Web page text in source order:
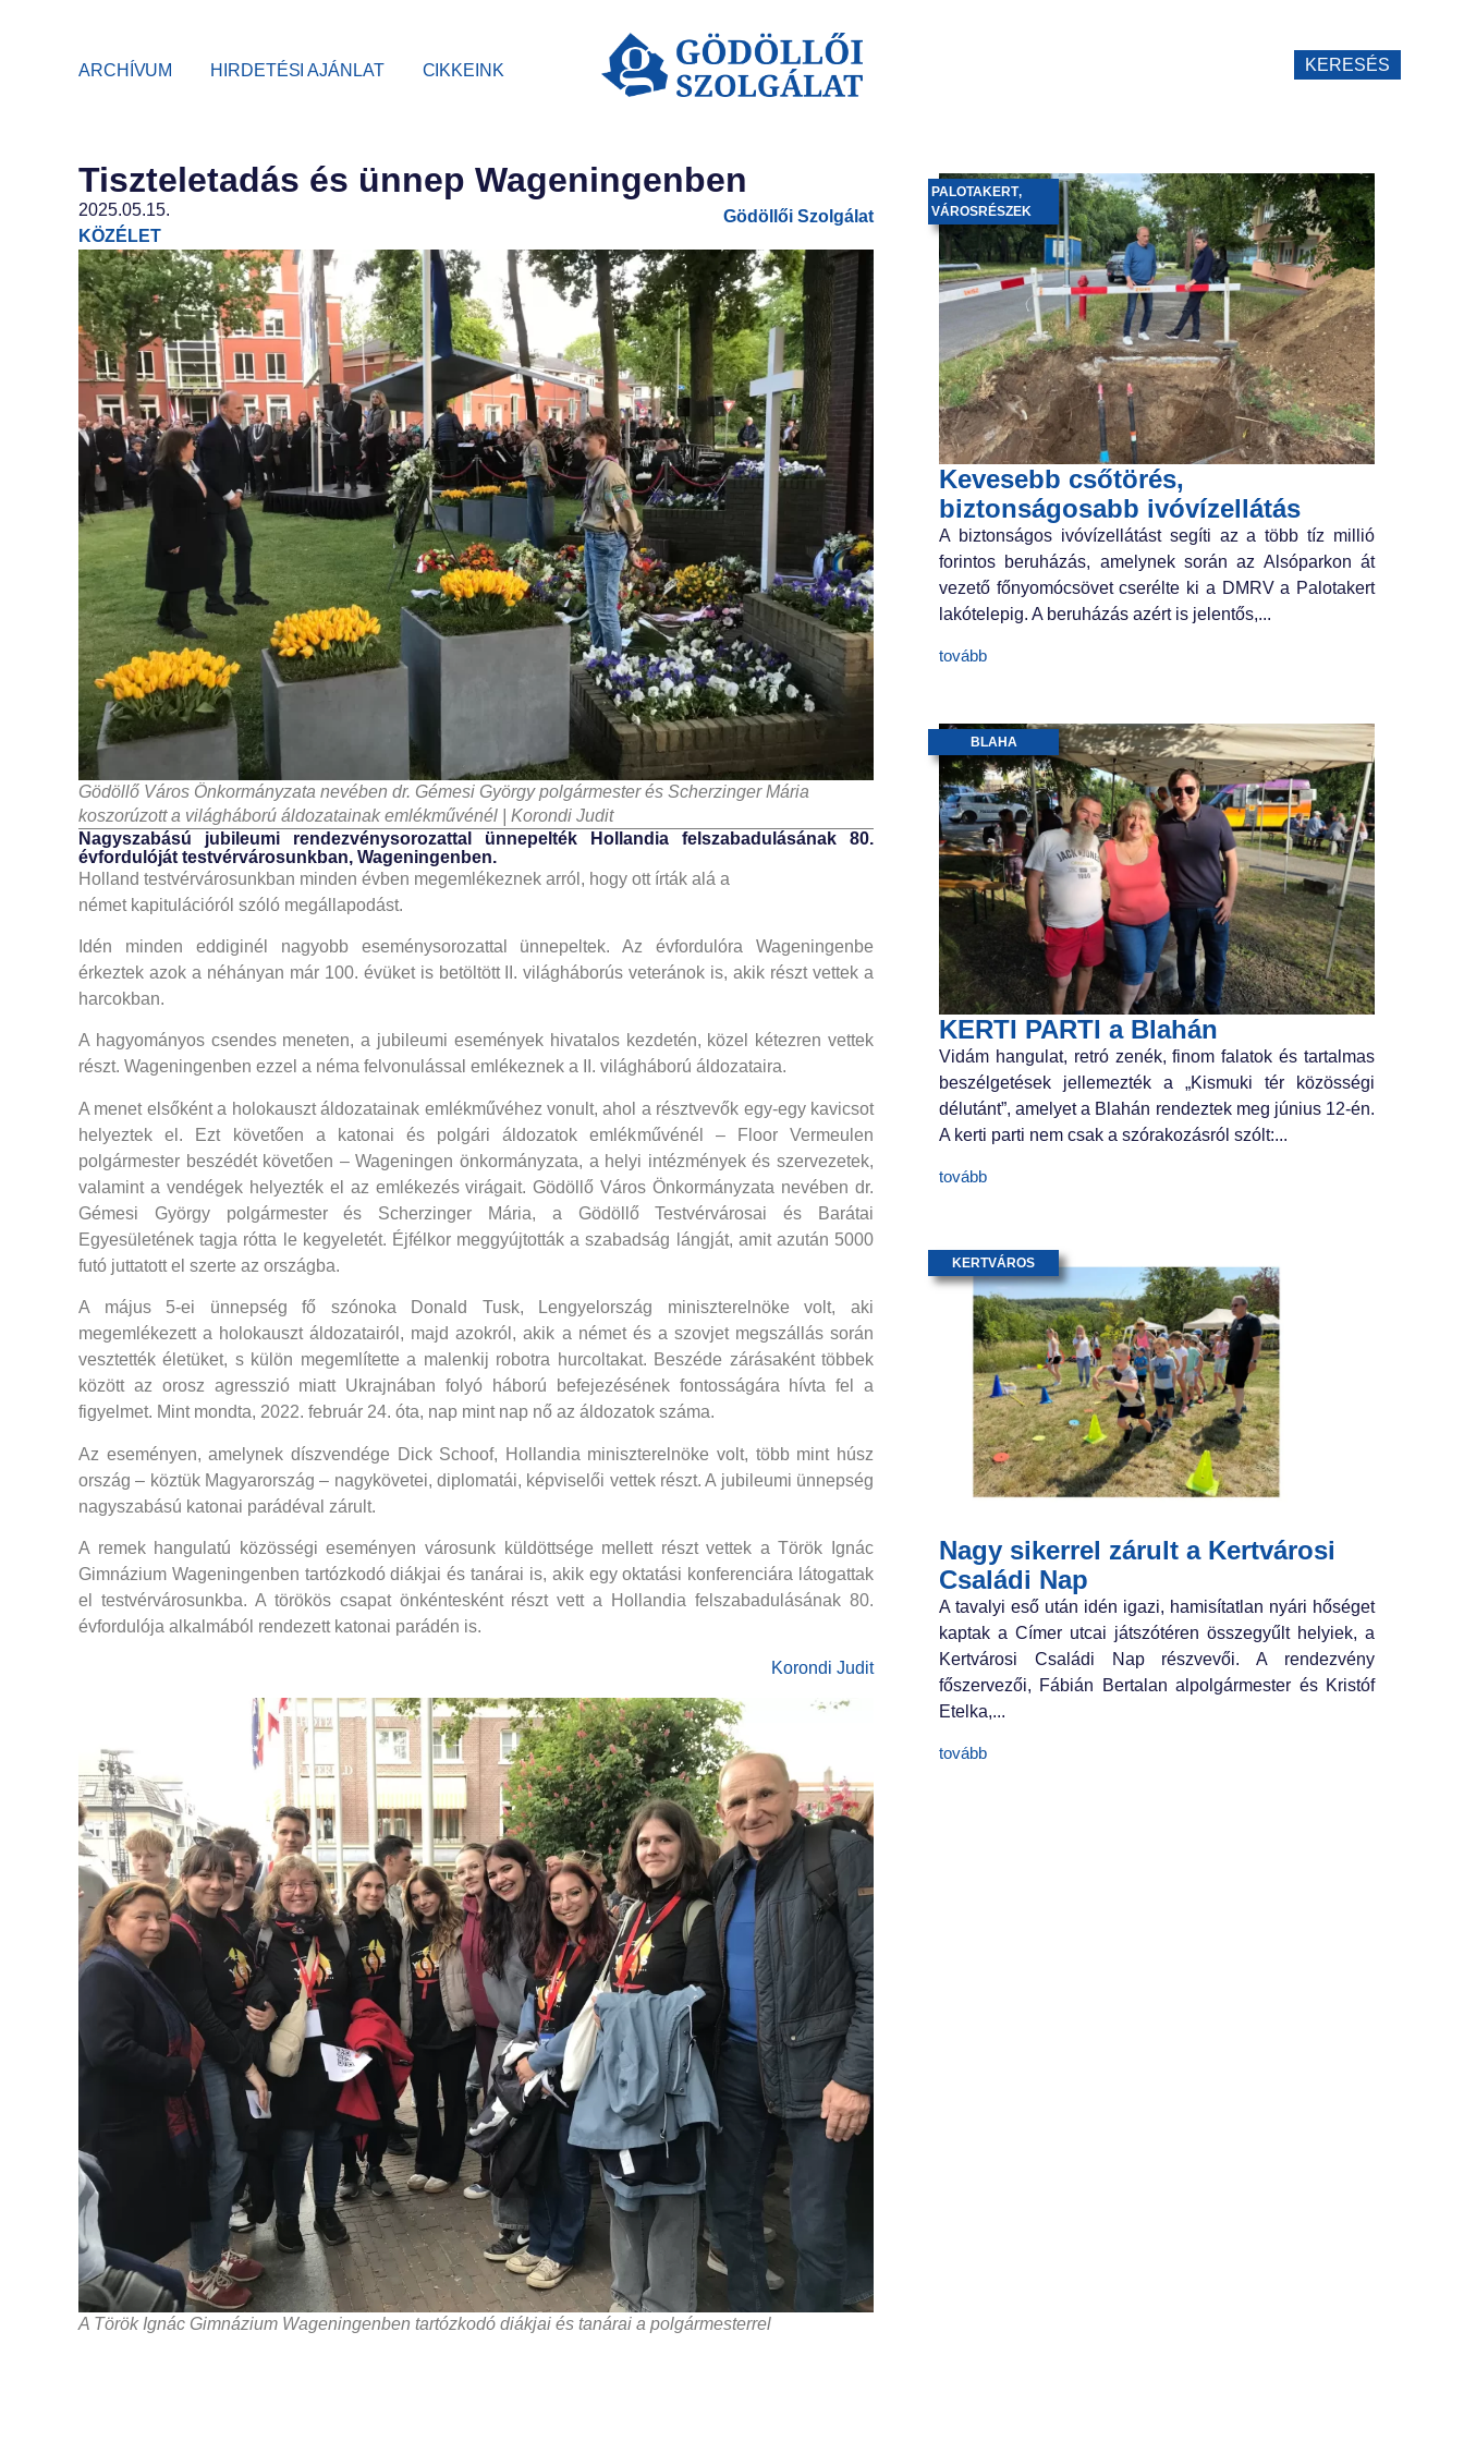
ARCHÍVUM HIRDETÉSI AJÁNLAT CIKKEINK KERESÉS
Tiszteletadás és ünnep Wageningenben
2025.05.15.
KÖZÉLET
Gödöllői Szolgálat
Gödöllő Város Önkormányzata nevében dr. Gémesi György polgármester és Scherzinger Mária
koszorúzott a világháború áldozatainak emlékművénél | Korondi Judit
Nagyszabású jubileumi rendezvénysorozat­tal ünnepelték Hollandia felszabadulásának 80.
évfordulóját testvérvárosunkban, Wageningenben.
Holland testvérváro­sunk­ban minden évben meg­emlékeznek arról, hogy ott írták alá a
né­­met kapitulációról szóló megállapodást.
Idén minden eddiginél nagyobb eseménysorozattal ünnepeltek. Az évfordulóra Wageningenbe
érkeztek azok a néhányan már 100. évüket is betöltött II. világháborús veteránok is, akik részt vettek a
harcokban.
A hagyományos csendes meneten, a jubileumi események hivatalos kezdetén, közel kétezren vettek
részt. Wageningenben ezzel a néma felvonulással emlékeznek a II. világháború áldozataira.
A menet elsőként a holokauszt áldozatainak emlékművéhez vonult, ahol a résztvevők egy-egy kavicsot
helyeztek el. Ezt követően a katonai és polgári áldozatok emlékművénél – Floor Vermeulen
polgármester beszédét követően – Wageningen önkormányzata, a helyi intézmények és szervezetek,
valamint a vendégek helyezték el az emlékezés virágait. Gödöllő Város Önkormányzata nevében dr.
Gémesi György polgármester és Scherzinger Mária, a Gödöllő Testvérvárosai és Barátai
Egyesületének tagja rótta le kegyeletét. Éjfélkor meggyújtották a szabadság lángját, amit azután 5000
futó juttatott el szerte az országba.
A május 5-ei ünnepség fő szónoka Donald Tusk, Lengyelország miniszterelnöke volt, aki
megemlékezett a holokauszt áldozatairól, majd azokról, akik a német és a szovjet megszállás során
vesztették életüket, s külön megemlítette a malenkij robotra hurcoltakat. Beszéde zárásaként többek
között az orosz agresszió miatt Ukrajnában folyó háború befejezésének fontosságára hívta fel a
figyelmet. Mint mondta, 2022. február 24. óta, nap mint nap nő az áldozatok száma.
Az eseményen, amelynek díszvendége Dick Schoof, Hollandia miniszterelnöke volt, több mint húsz
ország – köztük Magyarország – nagykövetei, diplomatái, képviselői vettek részt. A jubileumi ünnepség
nagyszabású katonai parádéval zárult.
A remek hangulatú közösségi eseményen városunk küldöttsége mellett részt vettek a Török Ignác
Gimnázium Wageningenben tartózkodó diákjai és tanárai is, akik egy oktatási konferenciára látogattak
el testvérvárosunkba. A törökös csapat önkéntesként részt vett a Hollandia felszabadulásának 80.
évfordulója alkalmából rendezett katonai parádén is.
Korondi Judit
A Török Ignác Gimnázium Wageningenben tartózkodó diákjai és tanárai a polgármesterrel
Kevesebb csőtörés,
biztonságosabb ivóvízellátás
PALOTAKERT,
VÁROSRÉSZEK
A biztonságos ivóvízellátást segíti az a több tíz millió
forintos beruházás, amelynek során az Alsóparkon át
vezető főnyomócsövet cserélte ki a DMRV a Palotakert
lakótelepig. A beruházás azért is jelentős,...
tovább
KERTI PARTI a Blahán
BLAHA
Vidám hangulat, retró zenék, finom falatok és tartalmas
beszélgetések jellemezték a „Kismuki tér közösségi
délutánt”, amelyet a Blahán rendeztek meg június 12-én.
A kerti parti nem csak a szórakozásról szólt:...
tovább
Nagy sikerrel zárult a Kertvárosi
Családi Nap
KERTVÁROS
A tavalyi eső után idén igazi, hamisítatlan nyári hőséget
kaptak a Címer utcai játszótéren összegyűlt helyiek, a
Kertvárosi Családi Nap részvevői. A rendezvény
főszervezői, Fábián Bertalan alpolgármester és Kristóf
Etelka,...
tovább